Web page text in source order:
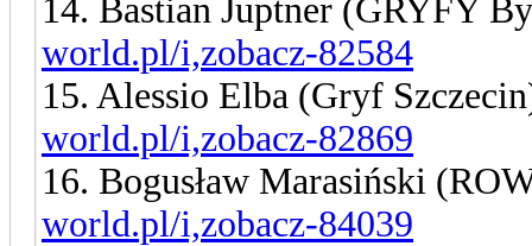
14. Bastian Juptner (GRYFY
world.pl/i,zobacz-82584
15. Alessio Elba (Gryf
world.pl/i,zobacz-82869
16. Bogusław Marasiński
world.pl/i,zobacz-84039